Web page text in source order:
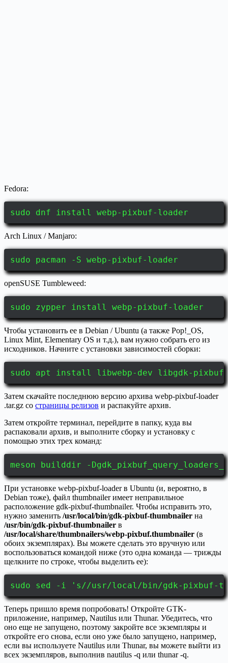
Fedora:
sudo dnf install webp-pixbuf-loader
Arch Linux / Manjaro:
sudo pacman -S webp-pixbuf-loader
openSUSE Tumbleweed:
sudo zypper install webp-pixbuf-loader
Чтобы установить ее в Debian / Ubuntu (а также Pop!_OS,
Linux Mint, Elementary OS и т.д.), вам нужно собрать его из
исходников. Начните с установки зависимостей сборки:
sudo apt install libwebp-dev libgdk-
Затем скачайте последнюю версию архива webp-pixbuf-loader
.tar.gz со страницы релизов и распакуйте архив.
Затем откройте терминал, перейдите в папку, куда вы
распаковали архив, и выполните сборку и установку с
помощью этих трех команд:
meson builddir -
При установке webp-pixbuf-loader в Ubuntu (и, вероятно, в
Debian тоже), файл thumbnailer имеет неправильное
расположение gdk-pixbuf-thumbnailer. Чтобы исправить это,
нужно заменить /usr/local/bin/gdk-pixbuf-thumbnailer на
/usr/bin/gdk-pixbuf-thumbnailer в
/usr/local/share/thumbnailers/webp-pixbuf.thumbnailer (в
обоих экземплярах). Вы можете сделать это вручную или
воспользоваться командой ниже (это одна команда — трижды
щелкните по строке, чтобы выделить ее):
sudo sed -i 's//usr/local/bin/gdk-pixbuf-
Теперь пришло время попробовать! Откройте GTK-
приложение, например, Nautilus или Thunar. Убедитесь, что
оно еще не запущено, поэтому закройте все экземпляры и
откройте его снова, если оно уже было запущено, например,
если вы используете Nautilus или Thunar, вы можете выйти из
всех экземпляров, выполнив nautilus -q или thunar -q.